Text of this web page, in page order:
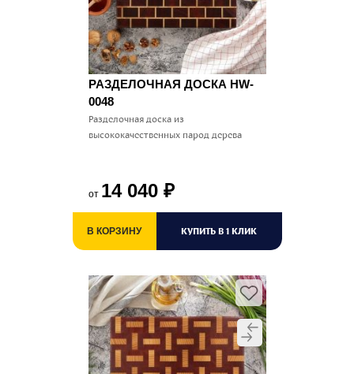
РАЗДЕЛОЧНАЯ ДОСКА HW-
0048
Разделочная доска из
высококачественных парод дерева
от 14 040 ₽
В КОРЗИНУ КУПИТЬ В 1 КЛИК